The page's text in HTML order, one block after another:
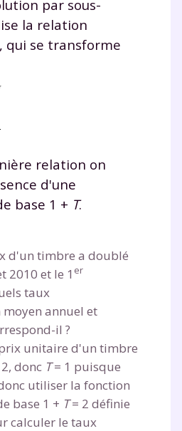
par sous-
la relation
, qui se transforme
relation on
d'une
base 1 + T.
d'un timbre a doublé
2010 et le 1 er
taux
annuel et
il ?
unitaire d'un timbre
donc T= 1 puisque
utiliser la fonction
base 1 + T= 2 définie
calculer le taux